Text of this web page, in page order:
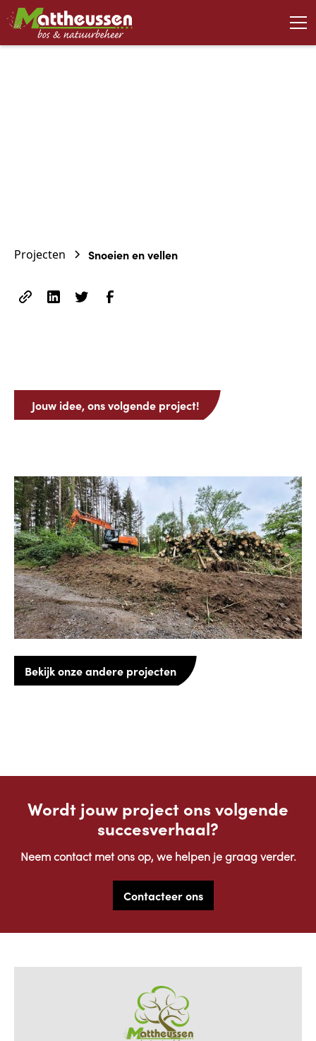
Projecten Snoeien en vellen
Jouw idee, ons volgende project!
Bekijk onze andere projecten
Wordt jouw project ons volgende
succesverhaal?
Neem contact met ons op, we helpen je graag verder.
Contacteer ons